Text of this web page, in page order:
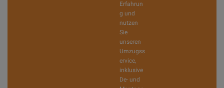
Erfahrun
g und
nutzen
Sie
unseren
Umzugss
ervice,
inklusive
De- und